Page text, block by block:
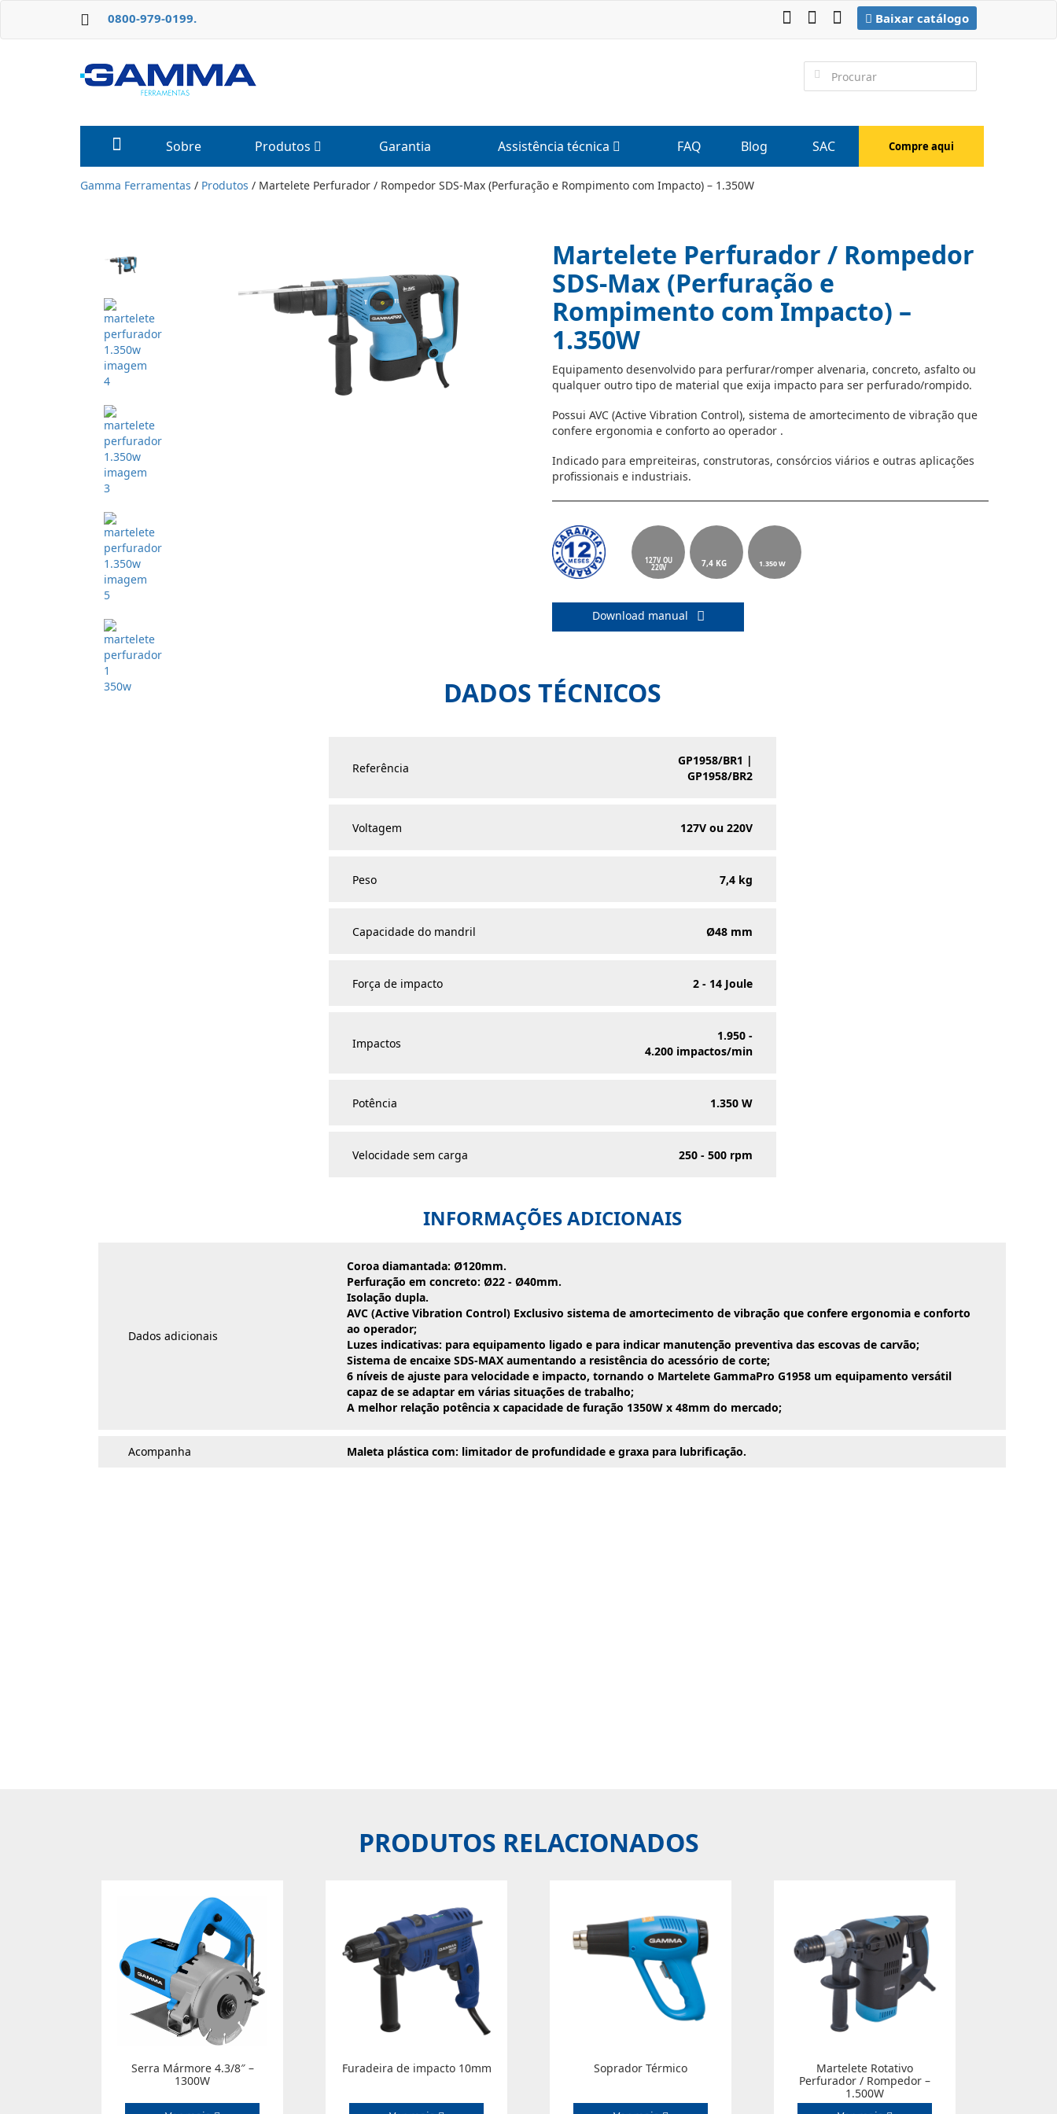
0800-979-0199. Baixar catálogo
Sobre Produtos Garantia Assistência técnica FAQ Blog SAC Compre aqui
Gamma Ferramentas / Produtos / Martelete Perfurador / Rompedor SDS-Max (Perfuração e Rompimento com Impacto) – 1.350W
Martelete Perfurador / Rompedor
SDS-Max (Perfuração e
Rompimento com Impacto) –
1.350W
Equipamento desenvolvido para perfurar/romper alvenaria, concreto, asfalto ou
qualquer outro tipo de material que exija impacto para ser perfurado/rompido.
Possui AVC (Active Vibration Control), sistema de amortecimento de vibração que
confere ergonomia e conforto ao operador .
Indicado para empreiteiras, construtoras, consórcios viários e outras aplicações
profissionais e industriais.
127V OU
220V 7,4 KG 1.350 W
Download manual
DADOS TÉCNICOS
Referência
GP1958/BR1 |
GP1958/BR2
Voltagem 127V ou 220V
Peso 7,4 kg
Capacidade do mandril Ø48 mm
Força de impacto 2 - 14 Joule
Impactos
1.950 -
4.200 impactos/min
Potência 1.350 W
Velocidade sem carga 250 - 500 rpm
INFORMAÇÕES ADICIONAIS
Dados adicionais
Coroa diamantada: Ø120mm.
Perfuração em concreto: Ø22 - Ø40mm.
Isolação dupla.
AVC (Active Vibration Control) Exclusivo sistema de amortecimento de vibração que confere ergonomia e conforto
ao operador;
Luzes indicativas: para equipamento ligado e para indicar manutenção preventiva das escovas de carvão;
Sistema de encaixe SDS-MAX aumentando a resistência do acessório de corte;
6 níveis de ajuste para velocidade e impacto, tornando o Martelete GammaPro G1958 um equipamento versátil
capaz de se adaptar em várias situações de trabalho;
A melhor relação potência x capacidade de furação 1350W x 48mm do mercado;
Acompanha Maleta plástica com: limitador de profundidade e graxa para lubrificação.
PRODUTOS RELACIONADOS
Serra Mármore 4.3/8″ –
1300W
Furadeira de impacto 10mm Soprador Térmico
Martelete Rotativo
Perfurador / Rompedor –
1.500W